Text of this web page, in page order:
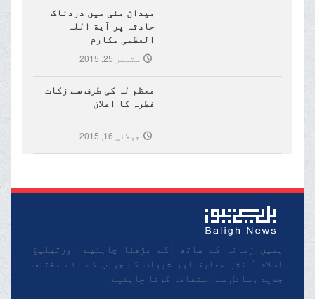
میدان منی میں دردناک
حادثہ پر آیة اللہ
العظمی مکارم
شیرازی(مدظلہ)کا تعزیتی
پیغام
ستمبر 25, 2015
معظم لہ کی طرف سے زکات
فطرہ کا اعلان
جولائی 16, 2015
ہمیں زمانہ کے ساتھ آگے بڑھنا چاہئیے اورتبلیغ
اسلام ٬ نشر معارف اور شبهات کے جواب کے لئے مختلف
جدید وسائل سے استفادہ کرنا چاہئیے